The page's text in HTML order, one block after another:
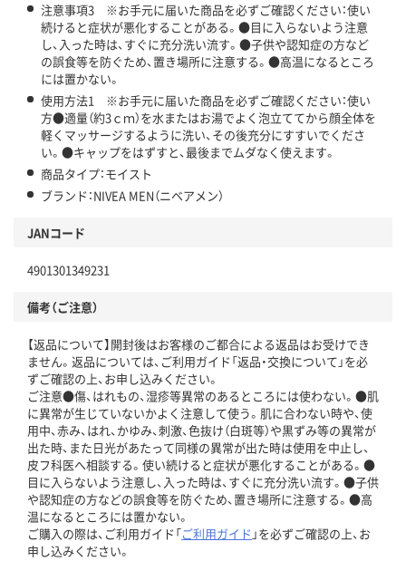
注意事項3 ※お手元に届いた商品を必ずご確認ください：使い
続けると症状が悪化することがある。●目に入らないよう注意
し、入った時は、すぐに充分洗い流す。●子供や認知症の方など
の誤食等を防ぐため、置き場所に注意する。●高温になるところ
には置かない。
使用方法1 ※お手元に届いた商品を必ずご確認ください：使い
方●適量（約3ｃｍ）を水またはお湯でよく泡立ててから顔全体を
軽くマッサージするように洗い、その後充分にすすいでくださ
い。●キャップをはずすと、最後までムダなく使えます。
商品タイプ：モイスト
ブランド：NIVEA MEN（ニベアメン）
JANコード
4901301349231
備考（ご注意）
【返品について】開封後はお客様のご都合による返品はお受けでき
ません。返品については、ご利用ガイド「返品・交換について」を必
ずご確認の上、お申し込みください。
ご注意●傷、はれもの、湿疹等異常のあるところには使わない。●肌
に異常が生じていないかよく注意して使う。肌に合わない時や、使
用中、赤み、はれ、かゆみ、刺激、色抜け（白斑等）や黒ずみ等の異常が
出た時、また日光があたって同様の異常が出た時は使用を中止し、
皮フ科医へ相談する。使い続けると症状が悪化することがある。●
目に入らないよう注意し、入った時は、すぐに充分洗い流す。●子供
や認知症の方などの誤食等を防ぐため、置き場所に注意する。●高
温になるところには置かない。
ご購入の際は、ご利用ガイド「ご利用ガイド 」を必ずご確認の上、お
申し込みください。